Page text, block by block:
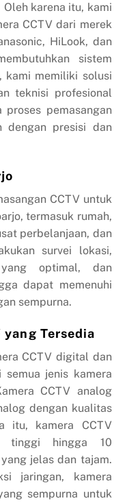
karena itu, kami
CCTV dari merek
HiLook, dan
sistem
kami memiliki solusi
teknisi profesional
pemasangan
dengan presisi dan
CCTV untuk
termasuk rumah,
perbelanjaan, dan
survei lokasi,
optimal, dan
dapat memenuhi
sempurna.
yang Tersedia
CCTV digital dan
jenis kamera
CCTV analog
dengan kualitas
itu, kamera CCTV
tinggi hingga 10
jelas dan tajam.
jaringan, kamera
sempurna untuk